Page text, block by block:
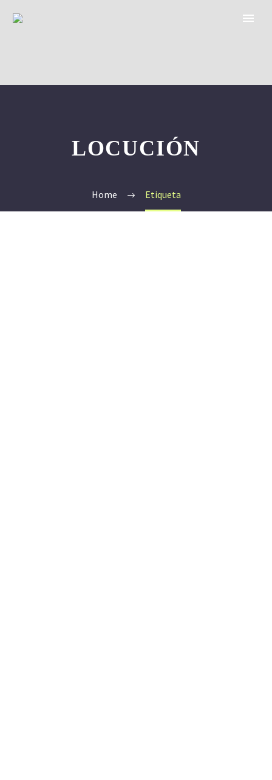
LOCUCIÓN
Home Etiqueta